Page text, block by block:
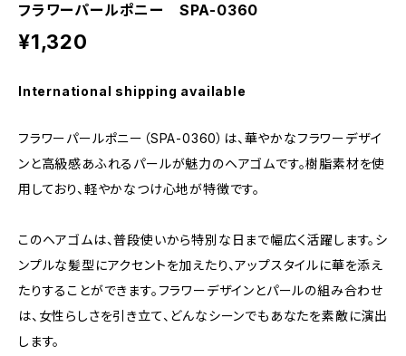
フラワーパールポニー SPA-0360
¥1,320
International shipping available
フラワーパールポニー（SPA-0360）は、華やかなフラワーデザイ
ンと高級感あふれるパールが魅力のヘアゴムです。樹脂素材を使
用しており、軽やかなつけ心地が特徴です。
このヘアゴムは、普段使いから特別な日まで幅広く活躍します。シ
ンプルな髪型にアクセントを加えたり、アップスタイルに華を添え
たりすることができます。フラワーデザインとパールの組み合わせ
は、女性らしさを引き立て、どんなシーンでもあなたを素敵に演出
します。